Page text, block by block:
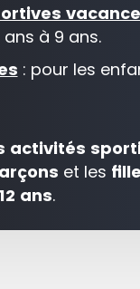
à 9 ans.
: pour les
activités
et les
ans.